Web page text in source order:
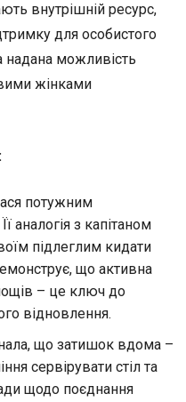
внутрішній ресурс,
для особистого
надана можливість
жінками
потужним
аналогія з капітаном
підлеглим кидати
що активна
– це ключ до
відновлення.
що затишок вдома –
сервірувати стіл та
щодо поєднання